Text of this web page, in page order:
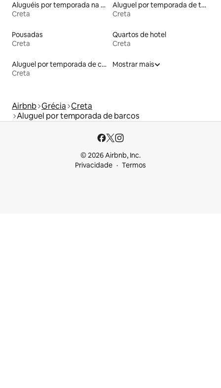
Aluguéis por temporada na orla
Creta
Aluguel por temporada de tendas
Creta
Pousadas
Creta
Quartos de hotel
Creta
Aluguel por temporada de casas de veraneio
Creta
Mostrar mais
Airbnb Grécia Creta
Aluguel por temporada de barcos
© 2026 Airbnb, Inc.
Privacidade
Termos